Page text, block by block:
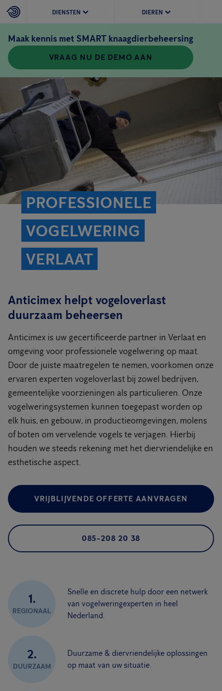
DIENSTEN DIEREN
Maak kennis met SMART knaagdierbeheersing
VRAAG NU DE DEMO AAN
PROFESSIONELE
VOGELWERING
VERLAAT
Anticimex helpt vogeloverlast
duurzaam beheersen
Anticimex is uw gecertificeerde partner in Verlaat en
omgeving voor professionele vogelwering op maat.
Door de juiste maatregelen te nemen, voorkomen onze
ervaren experten vogeloverlast bij zowel bedrijven,
gemeentelijke voorzieningen als particulieren. Onze
vogelweringsystemen kunnen toegepast worden op
elk huis, en gebouw, in productieomgevingen, molens
of boten om vervelende vogels te verjagen. Hierbij
houden we steeds rekening met het diervriendelijke en
esthetische aspect.
VRIJBLIJVENDE OFFERTE AANVRAGEN
085-208 20 38
1.
REGIONAAL
Snelle en discrete hulp door een netwerk
van vogelweringexperten in heel
Nederland.
2.
DUURZAAM
Duurzame & diervriendelijke oplossingen
op maat van uw situatie.